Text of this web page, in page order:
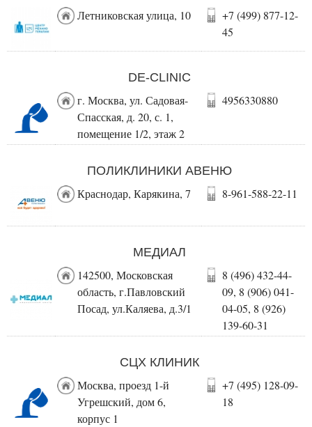
Летниковская улица, 10
+7 (499) 877-12-
45
DE-CLINIC
г. Москва, ул. Садовая-
Спасская, д. 20, с. 1,
помещение 1/2, этаж 2
4956330880
ПОЛИКЛИНИКИ АВЕНЮ
Краснодар, Карякина, 7 8-961-588-22-11
МЕДИАЛ
142500, Московская
область, г.Павловский
Посад, ул.Каляева, д.3/1
8 (496) 432-44-
09, 8 (906) 041-
04-05, 8 (926)
139-60-31
СЦХ КЛИНИК
Москва, проезд 1-й
Угрешский, дом 6,
корпус 1
+7 (495) 128-09-
18